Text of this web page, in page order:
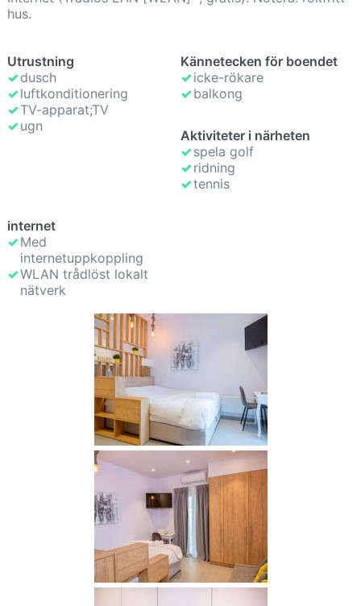
hus.
Utrustning
dusch
luftkonditionering
TV-apparat;TV
ugn
Kännetecken för boendet
icke-rökare
balkong
Aktiviteter i närheten
spela golf
ridning
tennis
internet
Med
internetuppkoppling
WLAN trådlöst lokalt
nätverk